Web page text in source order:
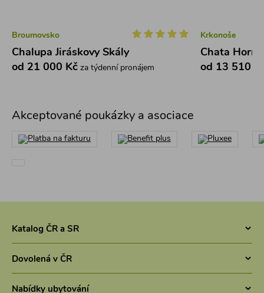
Broumovsko
Chalupa Jiráskovy Skály
od 21 000 Kč za týdenní pronájem
Krkonoše
Chata Horní
od 13 510
Akceptované poukázky a asociace
Katalog ČR a SR
Chaty Šumava
Dovolená v ČR
Nabídky ubytování